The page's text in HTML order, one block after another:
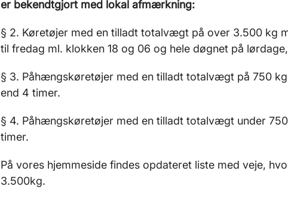
er bekendtgjort med lokal afmærkning:
§ 2. Køretøjer med en tilladt totalvægt på over 3.500 kg
til fredag ml. klokken 18 og 06 og hele døgnet på
§ 3. Påhængskøretøjer med en tilladt totalvægt på 750
end 4 timer.
§ 4. Påhængskøretøjer med en tilladt totalvægt under
timer.
På vores hjemmeside findes opdateret liste med veje,
3.500kg.